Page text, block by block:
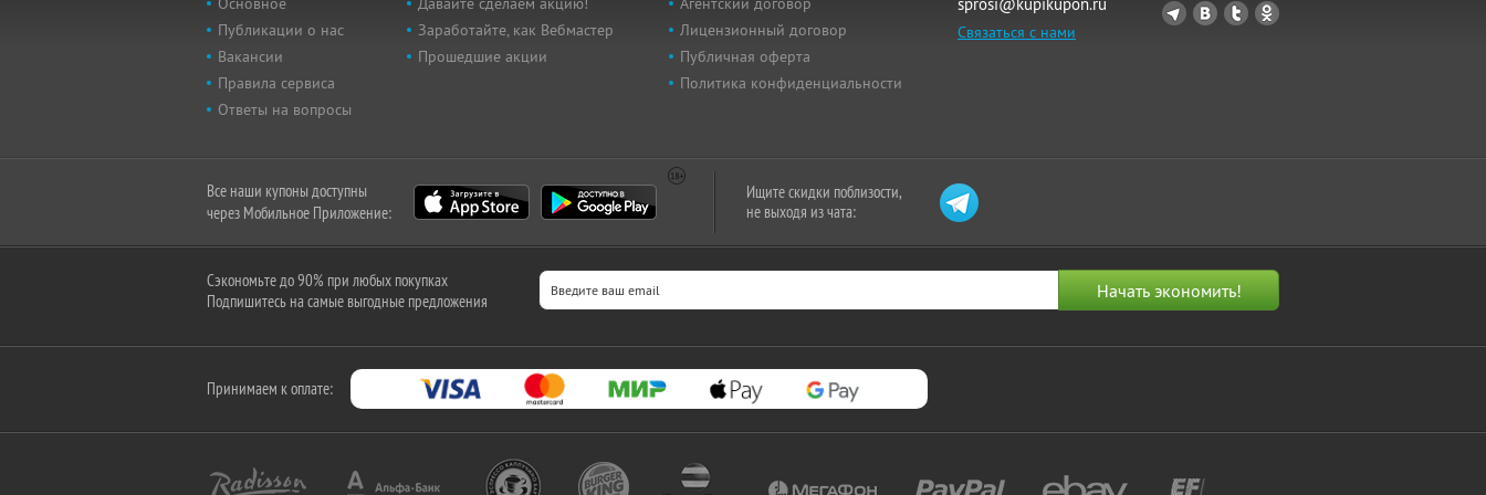
Публикации о нас
Вакансии
Правила сервиса
Ответы на вопросы
Заработайте, как Вебмастер
Прошедшие акции
Лицензионный договор
Публичная оферта
Политика конфиденциальности
Связаться с нами
Все наши купоны доступны
через Мобильное Приложение:
Ищите скидки поблизости,
не выходя из чата:
Сэкономьте до 90% при любых покупках
Подпишитесь на самые выгодные предложения
Принимаем к оплате: